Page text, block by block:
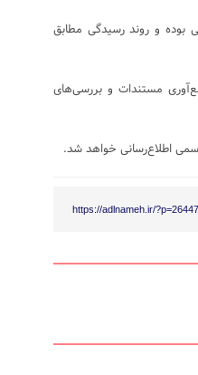
بوده و روند رسیدگی مطابق
مستندات و بررسی‌های
اطلاع‌رسانی خواهد شد.
https://adlnameh.ir/?p=26447